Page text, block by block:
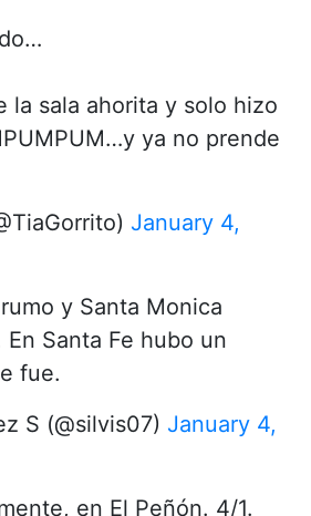
la sala ahorita y solo hizo
ya no prende
January 4,
y Santa Monica
Santa Fe hubo un
fue.
S (@silvis07) January 4,
en El Peñón. 4/1.